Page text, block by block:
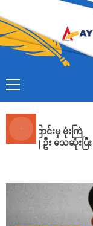
ဗုံးကြဲ
သေဆုံးပြီး ၃
5
ဧ
ရွ
6
တ
ရ
အီရ
သ
တ